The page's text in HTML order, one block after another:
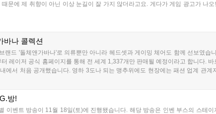
문에 제 취향이 아닌 이상 눈길이 잘 가지 않더라고요. 게다가 게임 광고가 나오
바나 콜렉션
드 '돌체앤가바나'로 의류뿐만 아니라 헤드셋과 게이밍 체어도 함께 선보였습
레이저 공식 홈페이지를 통해 전 세계 1,337개만 판매될 예정이라고 합니다. 바
서 처음 공개했습니다. 영하 3도나 되는 맹추위에도 현장에는 패션 업계 관계
기 넘치던 그 현장을 직접 한번 찾아가 봤습니다....
방!
이벤트 방송이 11월 18일(토)에 진행됐습니다. 해당 방송은 인벤 부스의 스테